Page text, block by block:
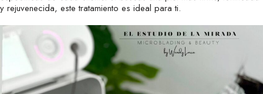
y rejuvenecida, este tratamiento es ideal para ti.